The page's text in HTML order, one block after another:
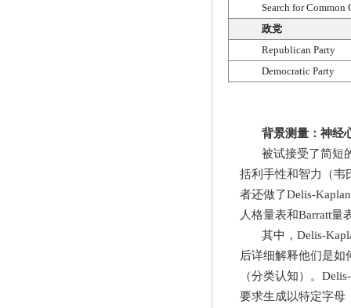
Search for Common
政党
Republican Party
Democratic Party
背景测量：神经
被试接受了简短
括利手性和智力（韦
者还做了Delis-Kaplan
人格量表和Barratt量
其中， Delis-
后详细解释他们是
（分类认知）。
要求生成以特定字母